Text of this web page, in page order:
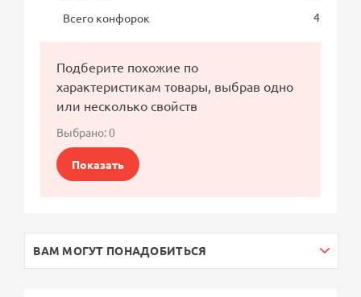
Всего конфорок
4
Подберите похожие по
характеристикам товары, выбрав одно
или несколько свойств
Выбрано:0
Показать
ВАМ МОГУТ ПОНАДОБИТЬСЯ